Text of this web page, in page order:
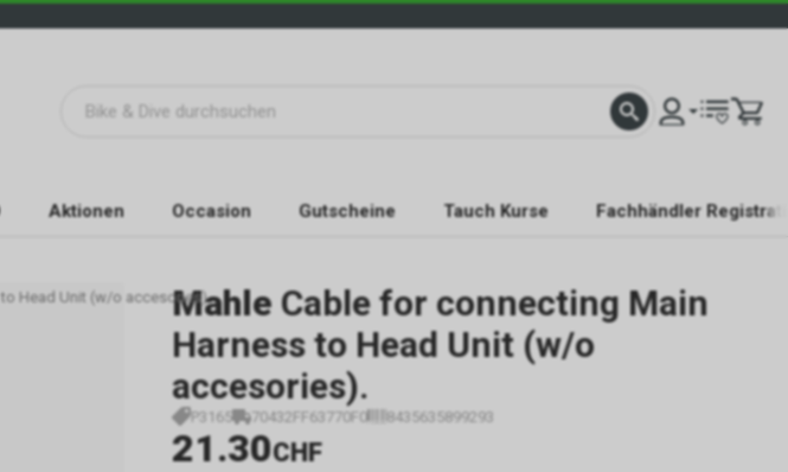
Aktionen Occasion Gutscheine Tauch Kurse Fachhändler
Head Unit (w/o accesories).Mahle Cable for connecting Main
Harness to Head Unit (w/o
accesories).
P3165 70432FF63770F0 8435635899293
21.30CHF